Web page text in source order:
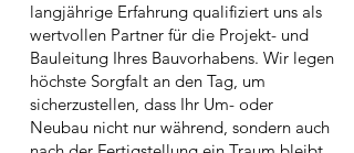
langjährige Erfahrung qualifiziert uns als
wertvollen Partner für die Projekt- und
Bauleitung Ihres Bauvorhabens. Wir legen
höchste Sorgfalt an den Tag, um
sicherzustellen, dass Ihr Um- oder
Neubau nicht nur während, sondern auch